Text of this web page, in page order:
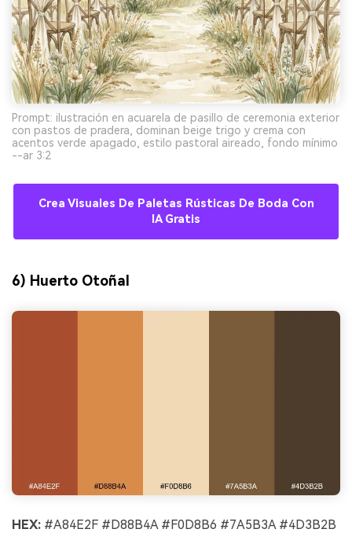
Prompt: ilustración en acuarela de pasillo de ceremonia exterior
con pastos de pradera, dominan beige trigo y crema con
acentos verde apagado, estilo pastoral aireado, fondo mínimo
--ar 3:2
Crea Visuales De Paletas Rústicas De Boda Con
IA Gratis
6) Huerto Otoñal
HEX: #A84E2F #D88B4A #F0D8B6 #7A5B3A #4D3B2B